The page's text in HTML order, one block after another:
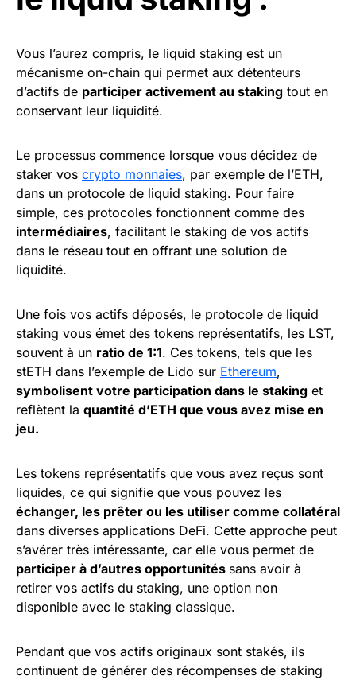
Vous l’aurez compris, le liquid staking est un
mécanisme on-chain qui permet aux détenteurs
d’actifs de participer activement au staking tout en
conservant leur liquidité.
Le processus commence lorsque vous décidez de
staker vos crypto monnaies, par exemple de l’ETH,
dans un protocole de liquid staking. Pour faire
simple, ces protocoles fonctionnent comme des
intermédiaires, facilitant le staking de vos actifs
dans le réseau tout en offrant une solution de
liquidité.
Une fois vos actifs déposés, le protocole de liquid
staking vous émet des tokens représentatifs, les LST,
souvent à un ratio de 1:1. Ces tokens, tels que les
stETH dans l’exemple de Lido sur Ethereum,
symbolisent votre participation dans le staking et
reflètent la quantité d’ETH que vous avez mise en
jeu.
Les tokens représentatifs que vous avez reçus sont
liquides, ce qui signifie que vous pouvez les
échanger, les prêter ou les utiliser comme collatéral
dans diverses applications DeFi. Cette approche peut
s’avérer très intéressante, car elle vous permet de
participer à d’autres opportunités sans avoir à
retirer vos actifs du staking, une option non
disponible avec le staking classique.
Pendant que vos actifs originaux sont stakés, ils
continuent de générer des récompenses de staking